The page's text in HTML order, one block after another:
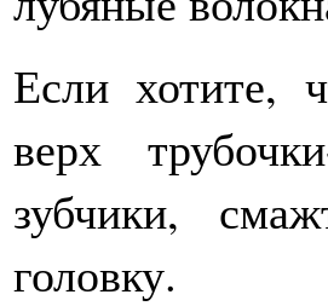
Если хотите,
верх
зубчики,
головку.